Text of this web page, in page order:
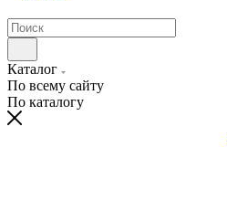
Каталог
По всему сайту
По каталогу